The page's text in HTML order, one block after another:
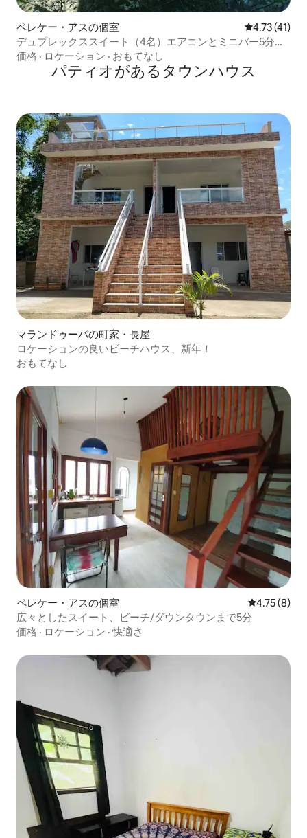
ペレケー・アスの個室 レビュー41
4.73 (41)
デュプレックススイート（4名）エアコンとミニバー5分ビ
ーチ
価格 · ロケーション · おもてなし
パティオがあるタウンハウス
マランドゥーバの町家・長屋
ロケーションの良いビーチハウス、新年！
おもてなし
ペレケー・アスの個室 レビュー8
4.75 (8)
広々としたスイート、ビーチ/ダウンタウンまで5分
価格 · ロケーション ·快適さ